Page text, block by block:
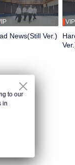
News(Still Ver.)
VIP
to our
in